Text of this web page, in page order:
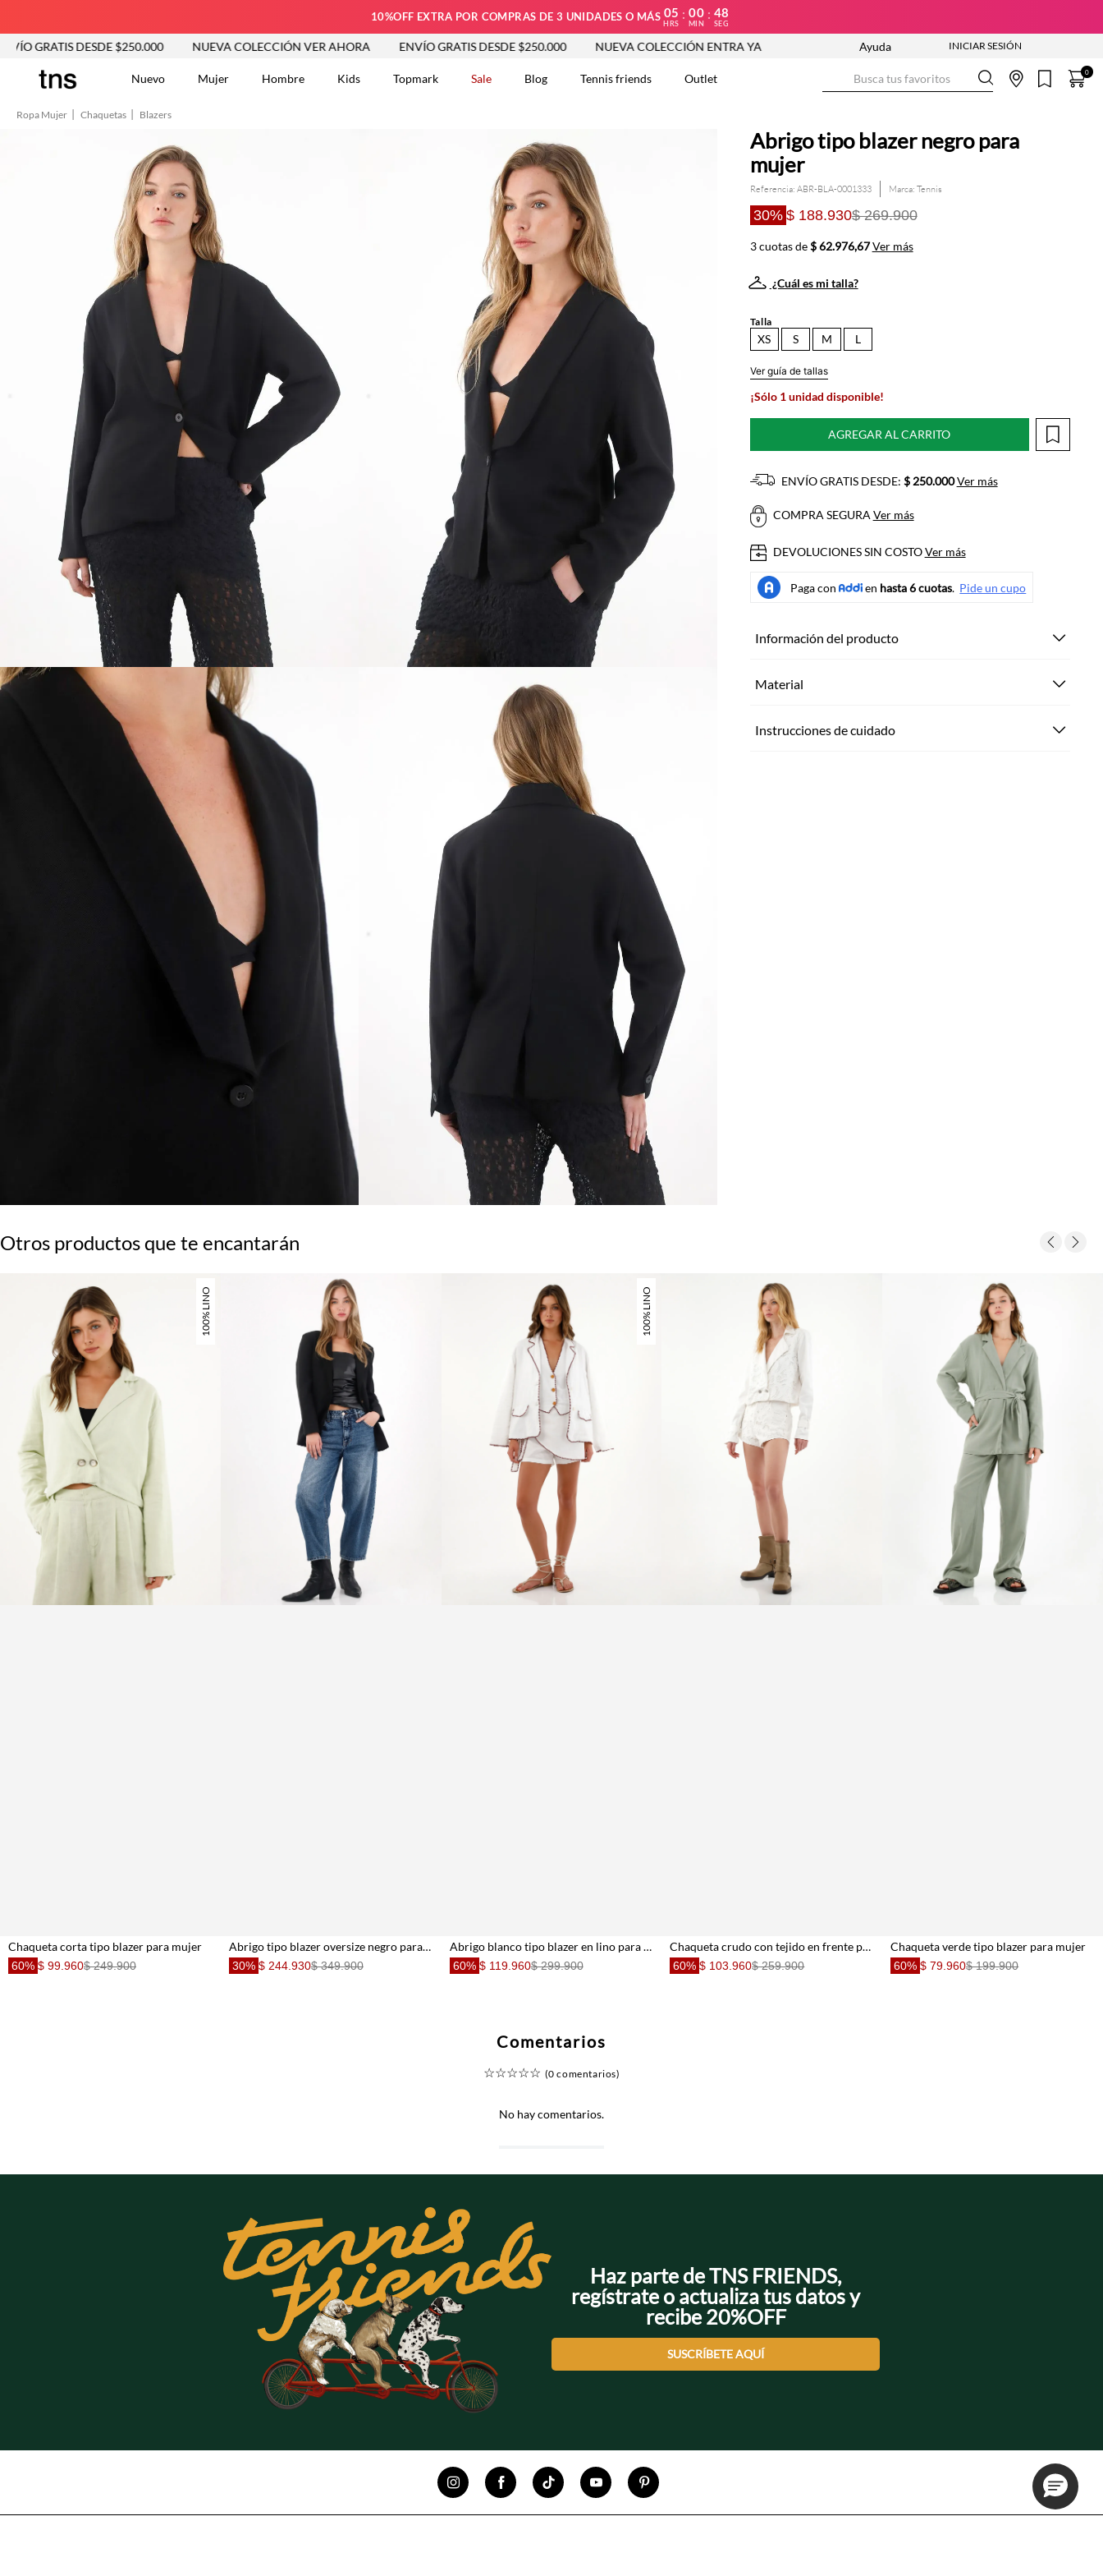
10%OFF EXTRA POR COMPRAS DE 3 UNIDADES O MÁS 05
HRS
: 00
MIN
: 47
SEG
DESDE $250.000 NUEVA COLECCIÓN VER AHORA ENVÍO GRATIS DESDE $250.000 NUEVA COLECCIÓN ENTRA YA ENVÍO GRATIS DESDE $250.000
Ayuda
Nuevo Mujer Hombre Kids Topmark Sale Blog Tennis friends Outlet 0
Ropa Mujer Chaquetas Blazers
Abrigo tipo blazer negro para
mujer
Referencia: ABR-BLA-0001333 Tennis
30% $ 188.930$ 269.900
3 cuotas de$ 62.976,67 Ver más
¿Cuál es mi talla?
Talla
XS S M L
Ver guía de tallas
¡Sólo 1 unidad disponible!
AGREGAR AL CARRITO
ENVÍO GRATIS DESDE: $ 250.000 Ver más
COMPRA SEGURA Ver más
DEVOLUCIONES SIN COSTOVer más
Información del producto
Material
Instrucciones de cuidado
Otros productos que te encantarán
100% LINO
Chaqueta corta tipo blazer para mujer
60% $ 99.960$ 249.900
Abrigo tipo blazer oversize negro para mujer
30% $ 244.930$ 349.900
100% LINO
Abrigo blanco tipo blazer en lino para mujer
60% $ 119.960$ 299.900
Chaqueta crudo con tejido en frente para mujer
60% $ 103.960$ 259.900
Chaqueta verde tipo blazer para mujer
60% $ 79.960$ 199.900
Comentarios
☆☆☆☆☆ (0 comentarios)
No hay comentarios.
Haz parte de TNS FRIENDS,
regístrate o actualiza tus datos y
recibe 20%OFF
SUSCRÍBETE AQUÍ
6
Vestido
Chaqueta
Camisetas Mujer